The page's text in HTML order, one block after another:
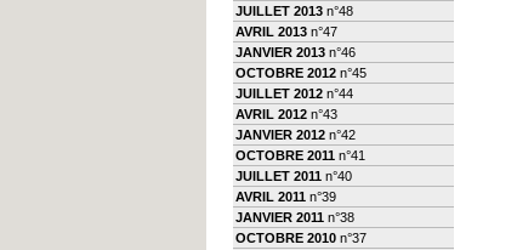
JUILLET 2013 n°48
AVRIL 2013 n°47
JANVIER 2013 n°46
OCTOBRE 2012 n°45
JUILLET 2012 n°44
AVRIL 2012 n°43
JANVIER 2012 n°42
OCTOBRE 2011 n°41
JUILLET 2011 n°40
AVRIL 2011 n°39
JANVIER 2011 n°38
OCTOBRE 2010 n°37